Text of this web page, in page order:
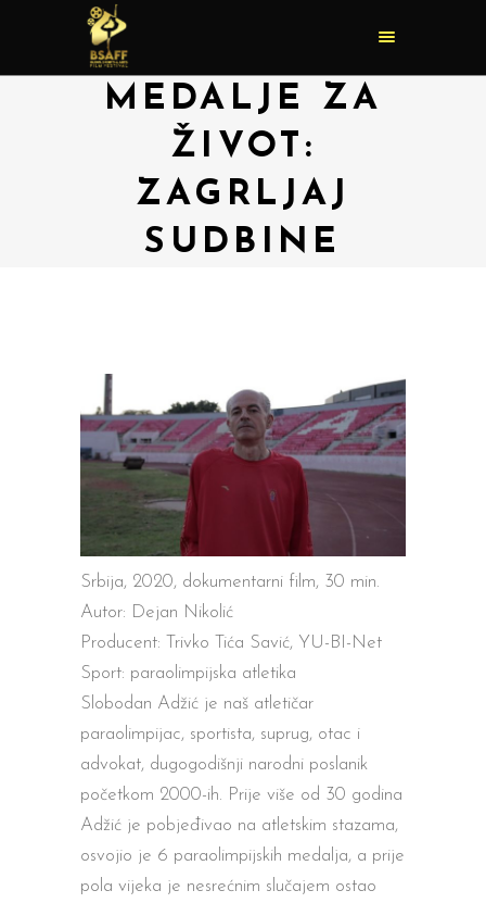
MEDALJE ZA
ŽIVOT:
ZAGRLJAJ
SUDBINE
Srbija, 2020, dokumentarni film, 30 min.
Autor: Dejan Nikolić
Producent: Trivko Tića Savić, YU-BI-Net
Sport: paraolimpijska atletika
Slobodan Adžić je naš atletičar
paraolimpijac, sportista, suprug, otac i
advokat, dugogodišnji narodni poslanik
početkom 2000-ih. Prije više od 30 godina
Adžić je pobjeđivao na atletskim stazama,
osvojio je 6 paraolimpijskih medalja, a prije
pola vijeka je nesrećnim slučajem ostao